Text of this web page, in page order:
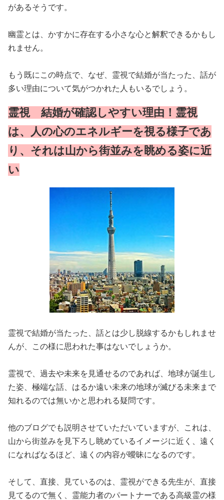
があるそうです。
幽霊とは、かすかに存在する小さな心と解釈できるかもし
れません。
もう既にこの時点で、なぜ、霊視で結婚が当たった、話が
多い理由について気がつかれた人もいるでしょう。
霊視 結婚が確認しやすい理由！霊視
は、人の心のエネルギーを視る様子であ
り、それは山から街並みを眺める姿に近
い
霊視で結婚が当たった、話とは少し脱線するかもしれませ
んが、この様に思われた事はないでしょうか。
霊視で、過去や未来を見通せるのであれば、地球が誕生し
た姿、極端な話、はるか遠い未来の地球が滅びる未来まで
知れるのでは無いかと思われる疑問です。
他のブログでも説明させていただいていますが、これは、
山から街並みを見下ろし眺めているイメージに近く、遠く
になればなるほど、遠くの内容が曖昧になるのです。
そして、直接、見ているのは、霊視ができる先生が、直接
見てるので無く、霊能力者のパートナーである高級霊の様